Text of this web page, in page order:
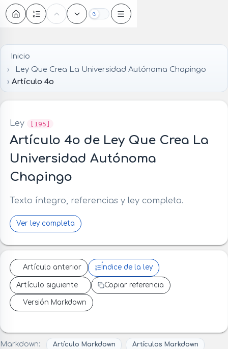
Oscuro
Inicio
Ley Que Crea La Universidad Autónoma Chapingo
Artículo 4o
Ley [195]
Artículo 4o de Ley Que Crea La
Universidad Autónoma
Chapingo
Texto íntegro, referencias y ley completa.
Ver ley completa
Artículo anterior Índice de la ley
Artículo siguiente Copiar referencia
Versión Markdown
Markdown: Artículo Markdown Artículos Markdown